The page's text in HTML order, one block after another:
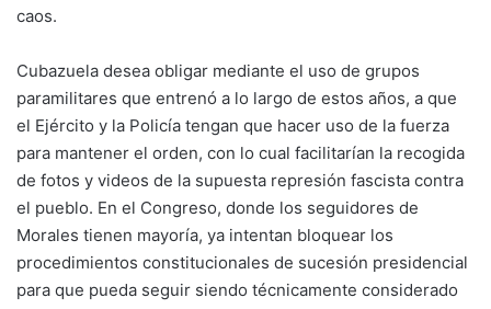
caos.
Cubazuela desea obligar mediante el uso de grupos
paramilitares que entrenó a lo largo de estos años, a que
el Ejército y la Policía tengan que hacer uso de la fuerza
para mantener el orden, con lo cual facilitarían la recogida
de fotos y videos de la supuesta represión fascista contra
el pueblo. En el Congreso, donde los seguidores de
Morales tienen mayoría, ya intentan bloquear los
procedimientos constitucionales de sucesión presidencial
para que pueda seguir siendo técnicamente considerado